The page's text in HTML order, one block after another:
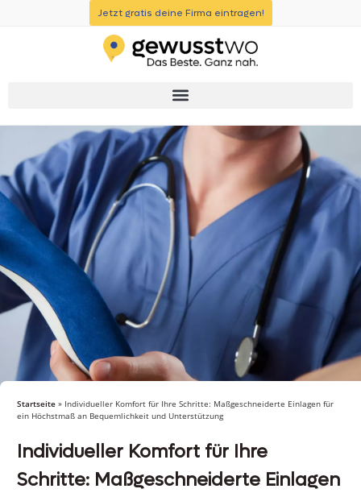
Jetzt gratis deine Firma eintragen!
Startseite » Individueller Komfort für Ihre Schritte: Maßgeschneiderte Einlagen für
ein Höchstmaß an Bequemlichkeit und Unterstützung
Individueller Komfort für Ihre
Schritte: Maßgeschneiderte Einlagen